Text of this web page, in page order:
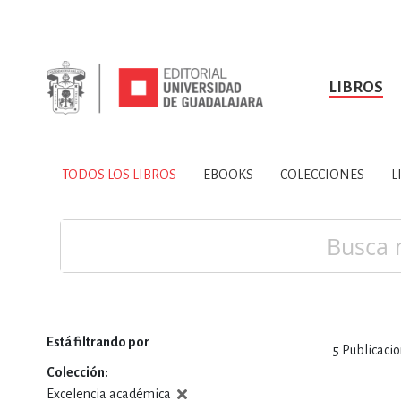
LIBROS
TODOS LOS LIBROS
SOBRE NOSOTROS HISTORIA
CIENCIAS DE LA
TODOS LOS LIBROS EBOOKS COLECCIONES
5
Está filtrando por
Colección
Excelencia académica